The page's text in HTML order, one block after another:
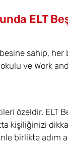
ELT
sahip, her
ve Work
özeldir. ELT
kişiliğinizi
birlikte adım